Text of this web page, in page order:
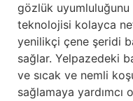
gözlük uyumluluğunu
teknolojisi kolayca
yenilikçi çene şeridi
sağlar. Yelpazedeki
ve sıcak ve nemli
sağlamaya